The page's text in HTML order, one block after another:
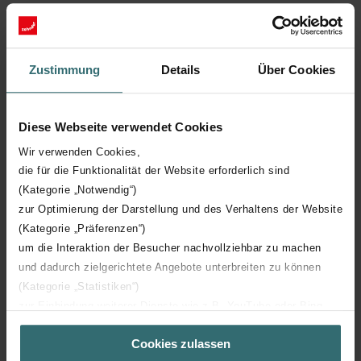
Zustimmung Details Über Cookies
Diese Webseite verwendet Cookies
Wir verwenden Cookies,
die für die Funktionalität der Website erforderlich sind
(Kategorie „Notwendig“)
zur Optimierung der Darstellung und des Verhaltens der Website
(Kategorie „Präferenzen“)
um die Interaktion der Besucher nachvollziehbar zu machen
und dadurch zielgerichtete Angebote unterbreiten zu können
(Kategorie „Statistiken“)
(Kategorie „Marketing“)
Über „Details zeigen“ bzw. die Datenschutzerklärung erhalten
Cookies zulassen
Specificaties
Klik voor details
Downloads